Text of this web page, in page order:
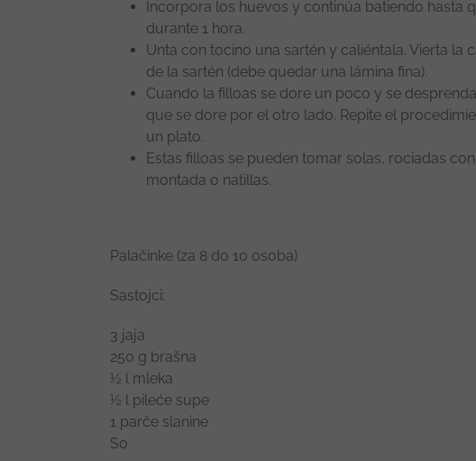
Incorpora los huevos y continúa batiendo hasta
durante 1 hora.
Unta con tocino una sartén y caliéntala. Vierta
de la sartén (debe quedar una lámina fina).
Cuando la filloas se dore un poco y se
que se dore por el otro lado. Repite el
un plato.
Estas filloas se pueden tomar solas, rociadas
montada o natillas.
Palačinke (za 8 do 10 osoba)
Sastojci:
3 jaja
250 g brašna
½ l mleka
½ l pileće supe
1 parče slanine
So